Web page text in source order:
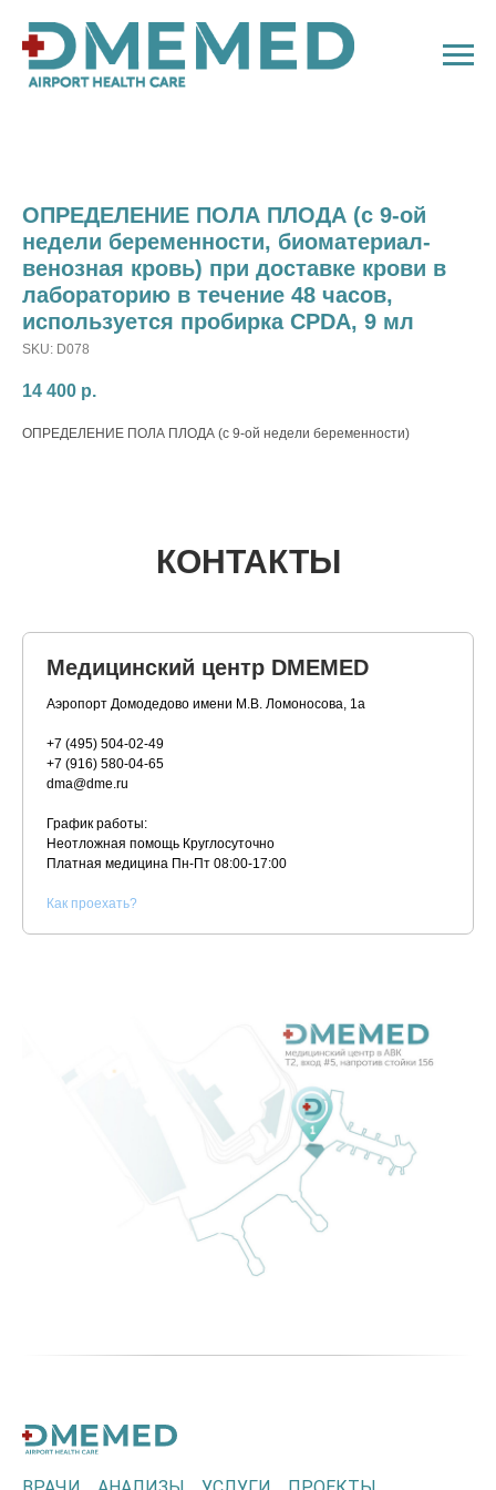
ОПРЕДЕЛЕНИЕ ПОЛА ПЛОДА (с 9-ой
недели беременности, биоматериал-
венозная кровь) при доставке крови в
лабораторию в течение 48 часов,
используется пробирка CPDA, 9 мл
SKU: D078
14 400 р.
ОПРЕДЕЛЕНИЕ ПОЛА ПЛОДА (с 9-ой недели беременности)
КОНТАКТЫ
Медицинский центр DMEMED
Аэропорт Домодедово имени М.В. Ломоносова, 1а
+7 (495) 504-02-49
+7 (916) 580-04-65
dma@dme.ru
График работы:
Неотложная помощь Круглосуточно
Платная медицина Пн-Пт 08:00-17:00
Как проехать?